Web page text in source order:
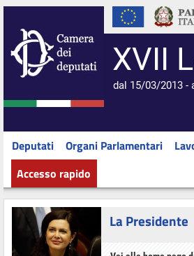
XVII
dal 15/03/2013 -
Deputati Organi Parlamentari
Accesso rapido
La Presidente